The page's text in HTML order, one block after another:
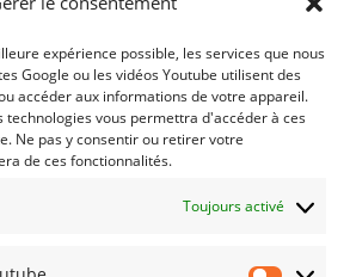
expérience possible, les services que nous
Google ou les vidéos Youtube utilisent des
accéder aux informations de votre appareil.
technologies vous permettra d'accéder à ces
Ne pas y consentir ou retirer votre
de ces fonctionnalités.
Toujours activé
SITE LIONS CLUB
MÉTIERS-À-TISSER NANCY
PANNEAUX SOLAIRES
PULNOY PÉNURIE